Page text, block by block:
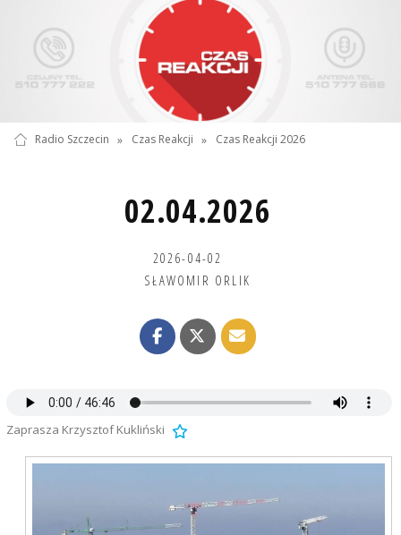
Radio Szczecin » Czas Reakcji » Czas Reakcji 2026
02.04.2026
2026-04-02
SŁAWOMIR ORLIK
Zaprasza Krzysztof Kukliński